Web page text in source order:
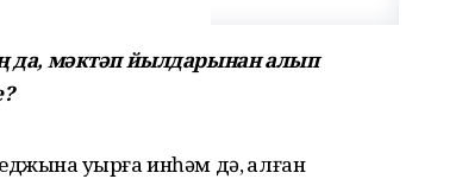
да, мәктәп йылдарынан алып
уҡырға инһәм дә, ҡалған